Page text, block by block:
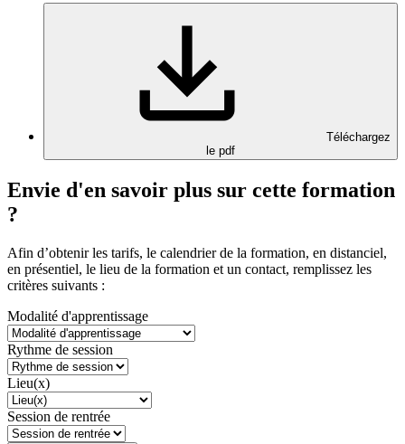
Téléchargez
le pdf
Envie d'en savoir plus sur cette formation
?
Afin d’obtenir les tarifs, le calendrier de la formation, en distanciel,
en présentiel, le lieu de la formation et un contact, remplissez les
critères suivants :
Modalité d'apprentissage
Rythme de session
Lieu(x)
Session de rentrée